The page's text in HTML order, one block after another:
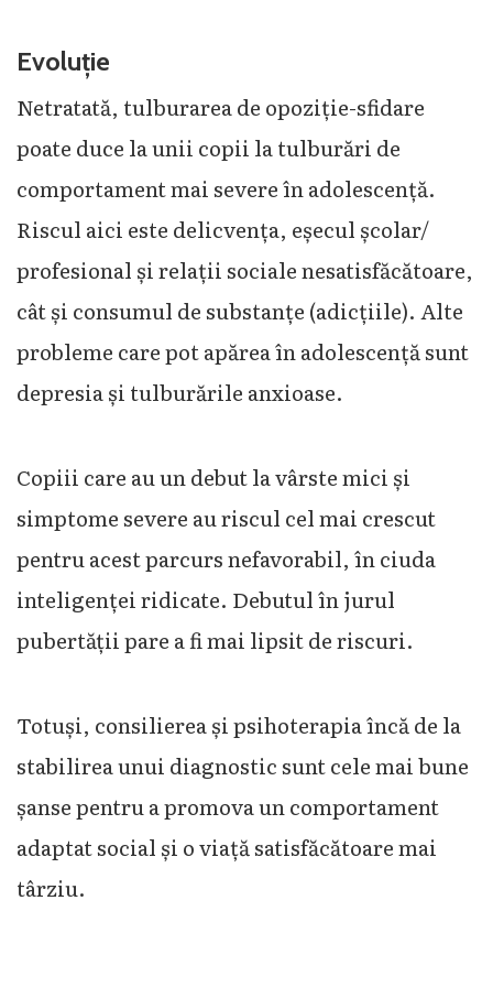
Evoluție
Netratată, tulburarea de opoziție-sfidare
poate duce la unii copii la tulburări de
comportament mai severe în adolescență.
Riscul aici este delicvența, eșecul școlar/
profesional și relații sociale nesatisfăcătoare,
cât și consumul de substanțe (adicțiile). Alte
probleme care pot apărea în adolescență sunt
depresia și tulburările anxioase.
Copiii care au un debut la vârste mici și
simptome severe au riscul cel mai crescut
pentru acest parcurs nefavorabil, în ciuda
inteligenței ridicate. Debutul în jurul
pubertății pare a fi mai lipsit de riscuri.
Totuși, consilierea și psihoterapia încă de la
stabilirea unui diagnostic sunt cele mai bune
șanse pentru a promova un comportament
adaptat social și o viață satisfăcătoare mai
târziu.